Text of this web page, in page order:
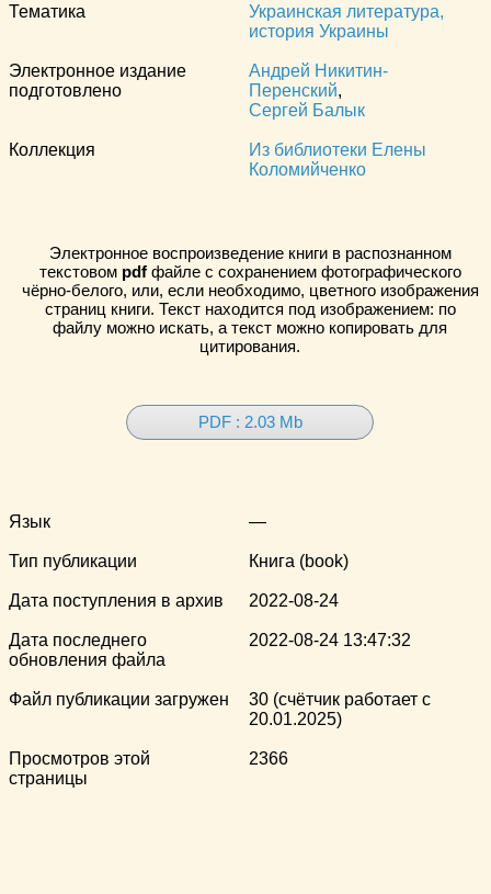
Тематика
Украинская литература,
история Украины
Электронное издание
подготовлено
Андрей Никитин-
Перенский,
Сергей Балык
Коллекция
Из библиотеки Елены
Коломийченко
Электронное воспроизведение книги в распознанном
текстовом pdfфайле с сохранением фотографического
чёрно-белого, или, если необходимо, цветного изображения
страниц книги. Текст находится под изображением: по
файлу можно искать, а текст можно копировать для
цитирования.
PDF : 2.03 Mb
Язык —
Тип публикации Книга (book)
Дата поступления в архив 2022-08-24
Дата последнего
обновления файла
2022-08-24 13:47:32
Файл публикации загружен
30 (счётчик работает с
20.01.2025)
Просмотров этой
страницы
2366